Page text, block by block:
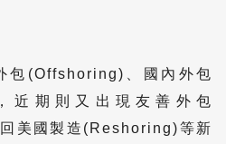
包(Offshoring)、國內外包
近期則又出現友善外包
美國製造(Reshoring)等新